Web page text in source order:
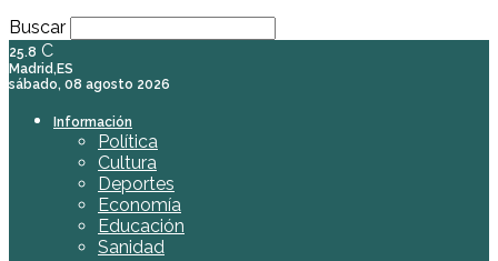
Buscar
25.8 C
Madrid,ES
sábado, 08 agosto 2026
Información
Política
Cultura
Deportes
Economía
Educación
Sanidad